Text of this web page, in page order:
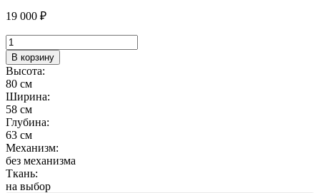
19 000 ₽
Количество
товара
Стул
"TOBY"
В корзину
Высота:
80 см
Ширина:
58 см
Глубина:
63 см
Механизм:
без механизма
Ткань:
на выбор